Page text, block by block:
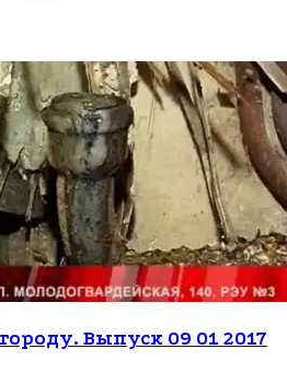
Выпуск 09 01 2017